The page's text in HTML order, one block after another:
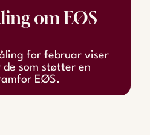
om EØS
for februar viser
som støtter en
EØS.